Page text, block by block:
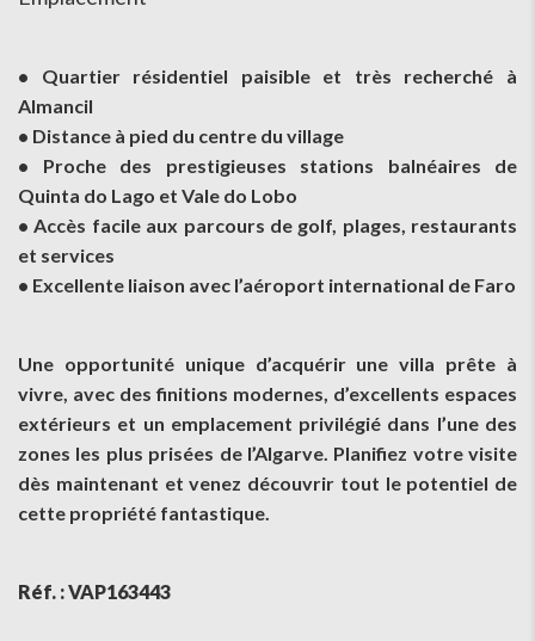
• Quartier résidentiel paisible et très recherché à
Almancil
• Distance à pied du centre du village
• Proche des prestigieuses stations balnéaires de
Quinta do Lago et Vale do Lobo
• Accès facile aux parcours de golf, plages, restaurants
et services
• Excellente liaison avec l’aéroport international de Faro
Une opportunité unique d’acquérir une villa prête à
vivre, avec des finitions modernes, d’excellents espaces
extérieurs et un emplacement privilégié dans l’une des
zones les plus prisées de l’Algarve. Planifiez votre visite
dès maintenant et venez découvrir tout le potentiel de
cette propriété fantastique.
Réf. : VAP163443